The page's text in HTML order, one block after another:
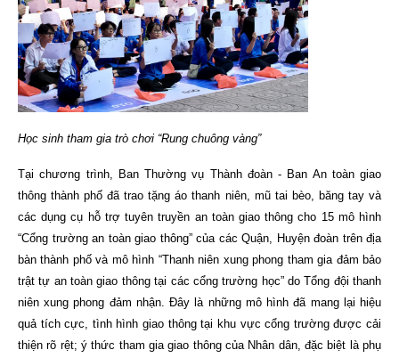
Học sinh tham gia trò chơi “Rung chuông vàng”
Tại chương trình, Ban Thường vụ Thành đoàn - Ban An toàn giao
thông thành phố đã trao tặng áo thanh niên, mũ tai bèo, băng tay và
các dụng cụ hỗ trợ tuyên truyền an toàn giao thông cho 15 mô hình
“Cổng trường an toàn giao thông” của các Quận, Huyện đoàn trên địa
bàn thành phố và mô hình “Thanh niên xung phong tham gia đảm bảo
trật tự an toàn giao thông tại các cổng trường học” do Tổng đội thanh
niên xung phong đảm nhận. Đây là những mô hình đã mang lại hiệu
quả tích cực, tình hình giao thông tại khu vực cổng trường được cải
thiện rõ rệt; ý thức tham gia giao thông của Nhân dân, đặc biệt là phụ